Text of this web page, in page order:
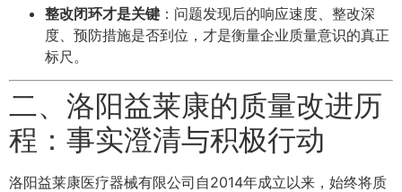
整改闭环才是关键 ：问题发现后的响应速度、整改深
度、预防措施是否到位，才是衡量企业质量意识的真正
标尺。
二、洛阳益莱康的质量改进历
程：事实澄清与积极行动
洛阳益莱康医疗器械有限公司自2014年成立以来，始终将质